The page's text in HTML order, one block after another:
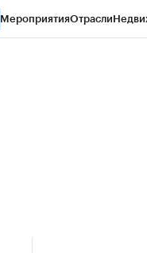
МероприятияОтрасли